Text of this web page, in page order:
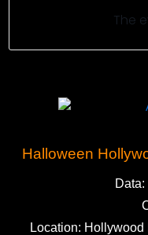
The
Halloween
Location: